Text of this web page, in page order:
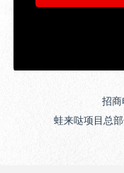
招
蛙来哒项目总